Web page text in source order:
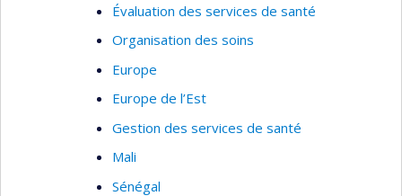
Évaluation des services de santé
Organisation des soins
Europe
Europe de l’Est
Gestion des services de santé
Mali
Sénégal